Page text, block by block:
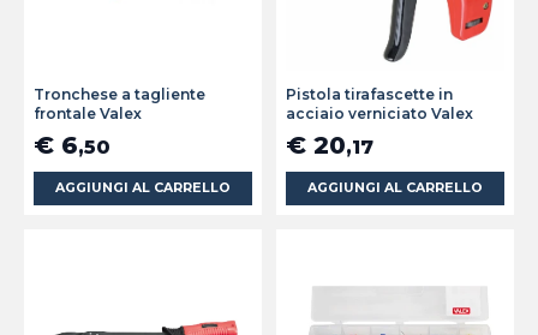
Tronchese a tagliente
frontale Valex
€ 6,50
AGGIUNGI AL CARRELLO
Pistola tirafascette in
acciaio verniciato Valex
€ 20,17
AGGIUNGI AL CARRELLO